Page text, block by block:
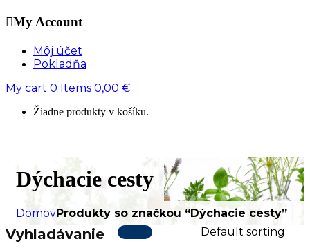
My Account
Môj účet
Pokladňa
My cart 0 Items 0,00 €
Žiadne produkty v košíku.
Dýchacie cesty
DomovProdukty so značkou “Dýchacie cesty”
Vyhladávanie Default sorting